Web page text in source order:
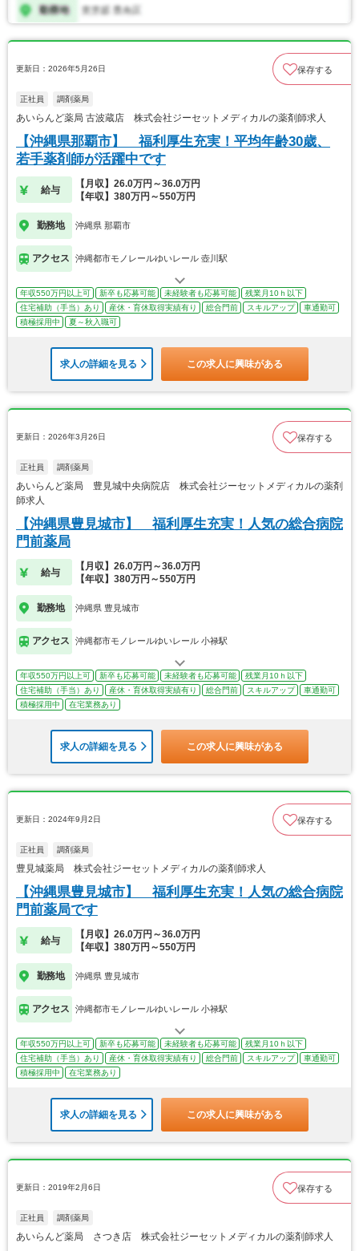
更新日：2026年5月26日 保存する
正社員 調剤薬局
あいらんど薬局 古波蔵店 株式会社ジーセットメディカルの薬剤師求人
【沖縄県那覇市】 福利厚生充実！平均年齢30歳、
若手薬剤師が活躍中です
給与
【月収】26.0万円～36.0万円
【年収】380万円～550万円
勤務地 沖縄県 那覇市
アクセス 沖縄都市モノレールゆいレール 壺川駅
年収550万円以上可 新卒も応募可能 未経験者も応募可能
残業月10ｈ以下
住宅補助（手当）あり
産休・育休取得実績有り 総合門前 スキルアップ
車通勤可
積極採用中
夏～秋入職可
求人の詳細を見る この求人に興味がある
更新日：2026年3月26日 保存する
正社員 調剤薬局
あいらんど薬局 豊見城中央病院店 株式会社ジーセットメディカルの薬剤
師求人
【沖縄県豊見城市】 福利厚生充実！人気の総合病院
門前薬局
給与
【月収】26.0万円～36.0万円
【年収】380万円～550万円
勤務地 沖縄県 豊見城市
アクセス 沖縄都市モノレールゆいレール 小禄駅
年収550万円以上可 新卒も応募可能 未経験者も応募可能
残業月10ｈ以下
住宅補助（手当）あり
産休・育休取得実績有り 総合門前 スキルアップ
車通勤可
積極採用中
在宅業務あり
求人の詳細を見る この求人に興味がある
更新日：2024年9月2日 保存する
正社員 調剤薬局
豊見城薬局 株式会社ジーセットメディカルの薬剤師求人
【沖縄県豊見城市】 福利厚生充実！人気の総合病院
門前薬局です
給与
【月収】26.0万円～36.0万円
【年収】380万円～550万円
勤務地 沖縄県 豊見城市
アクセス 沖縄都市モノレールゆいレール 小禄駅
年収550万円以上可 新卒も応募可能 未経験者も応募可能
残業月10ｈ以下
住宅補助（手当）あり
産休・育休取得実績有り 総合門前 スキルアップ
車通勤可
積極採用中
在宅業務あり
求人の詳細を見る この求人に興味がある
更新日：2019年2月6日 保存する
正社員 調剤薬局
あいらんど薬局 さつき店 株式会社ジーセットメディカルの薬剤師求人